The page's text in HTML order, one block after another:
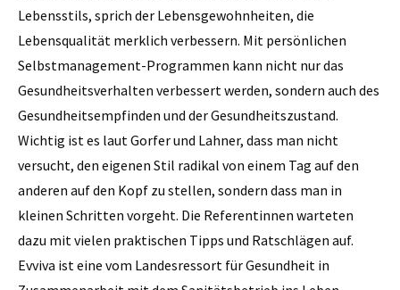
Lebensstils, sprich der Lebensgewohnheiten, die
Lebensqualität merklich verbessern. Mit persönlichen
Selbstmanagement-Programmen kann nicht nur das
Gesundheitsverhalten verbessert werden, sondern auch des
Gesundheitsempfinden und der Gesundheitszustand.
Wichtig ist es laut Gorfer und Lahner, dass man nicht
versucht, den eigenen Stil radikal von einem Tag auf den
anderen auf den Kopf zu stellen, sondern dass man in
kleinen Schritten vorgeht. Die Referentinnen warteten
dazu mit vielen praktischen Tipps und Ratschlägen auf.
Evviva ist eine vom Landesressort für Gesundheit in